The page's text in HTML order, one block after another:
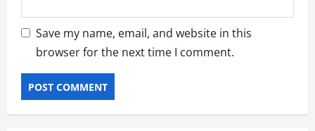
Save my name, email, and website in this
browser for the next time I comment.